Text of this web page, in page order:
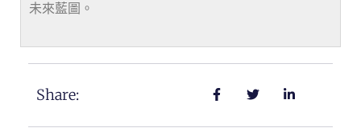
未來藍圖。
Share: